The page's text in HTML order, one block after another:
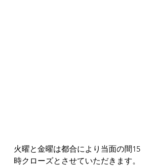
火曜と金曜は都合により当面の間15
時クローズとさせていただきます。